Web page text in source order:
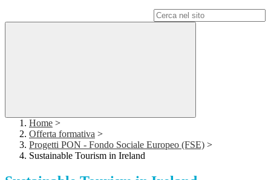
Home >
Offerta formativa >
Progetti PON - Fondo Sociale Europeo (FSE) >
Sustainable Tourism in Ireland